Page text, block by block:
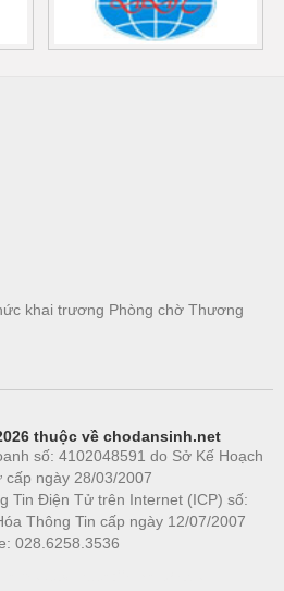
khai trương Phòng chờ Thương
thuộc về chodansinh.net
số: 4102048591 do Sở Kế Hoạch
ngày 28/03/2007
Tin Điện Tử trên Internet (ICP) số:
Thông Tin cấp ngày 12/07/2007
028.6258.3536